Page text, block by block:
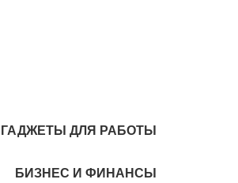
ГАДЖЕТЫ ДЛЯ РАБОТЫ
БИЗНЕС И ФИНАНСЫ